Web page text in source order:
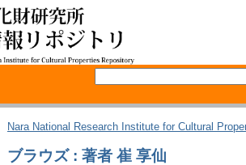
Nara National Research Institute for Cultural
ブラウズ : 著者 崔 享仙